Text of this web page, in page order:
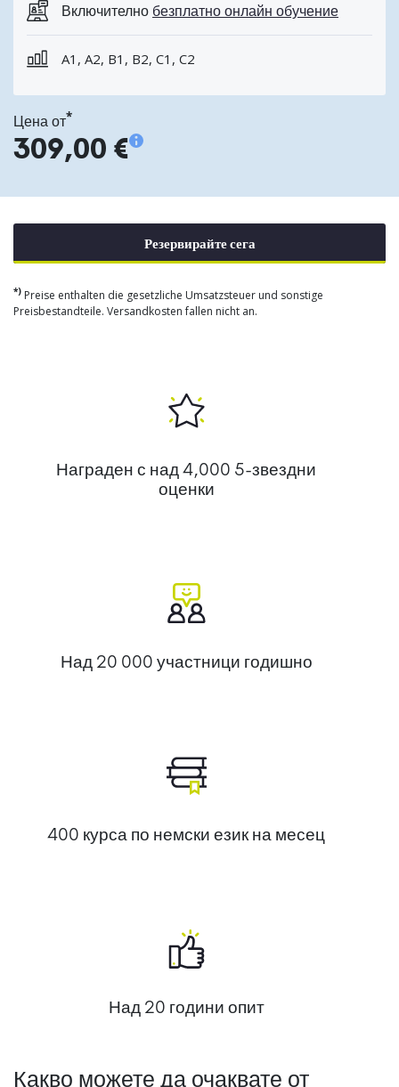
Включително безплатно онлайн обучение
A1, A2, B1, B2, C1, C2
Цена от*
309,00 €
Резервирайте сега
*) Preise enthalten die gesetzliche Umsatzsteuer und sonstige
Preisbestandteile. Versandkosten fallen nicht an.
Награден с над 4,000 5-звездни
оценки
Над 20 000 участници годишно
400 курса по немски език на месец
Над 20 години опит
Какво можете да очаквате от